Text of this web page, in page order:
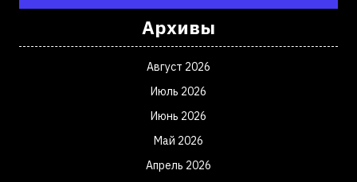
Архивы
Август 2026
Июль 2026
Июнь 2026
Май 2026
Апрель 2026